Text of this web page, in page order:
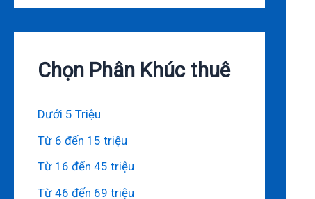
Chọn Phân Khúc thuê
Dưới 5 Triệu
Từ 6 đến 15 triệu
Từ 16 đến 45 triệu
Từ 46 đến 69 triệu